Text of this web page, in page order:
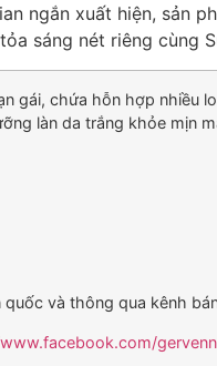
ngắn xuất hiện, sản
sáng nét riêng cùng
gái, chứa hỗn hợp nhiều
làn da trắng khỏe mịn
và thông qua kênh